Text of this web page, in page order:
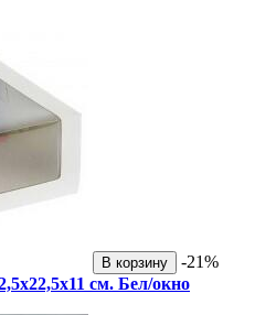
В корзину
-21%
см. Бел/окно